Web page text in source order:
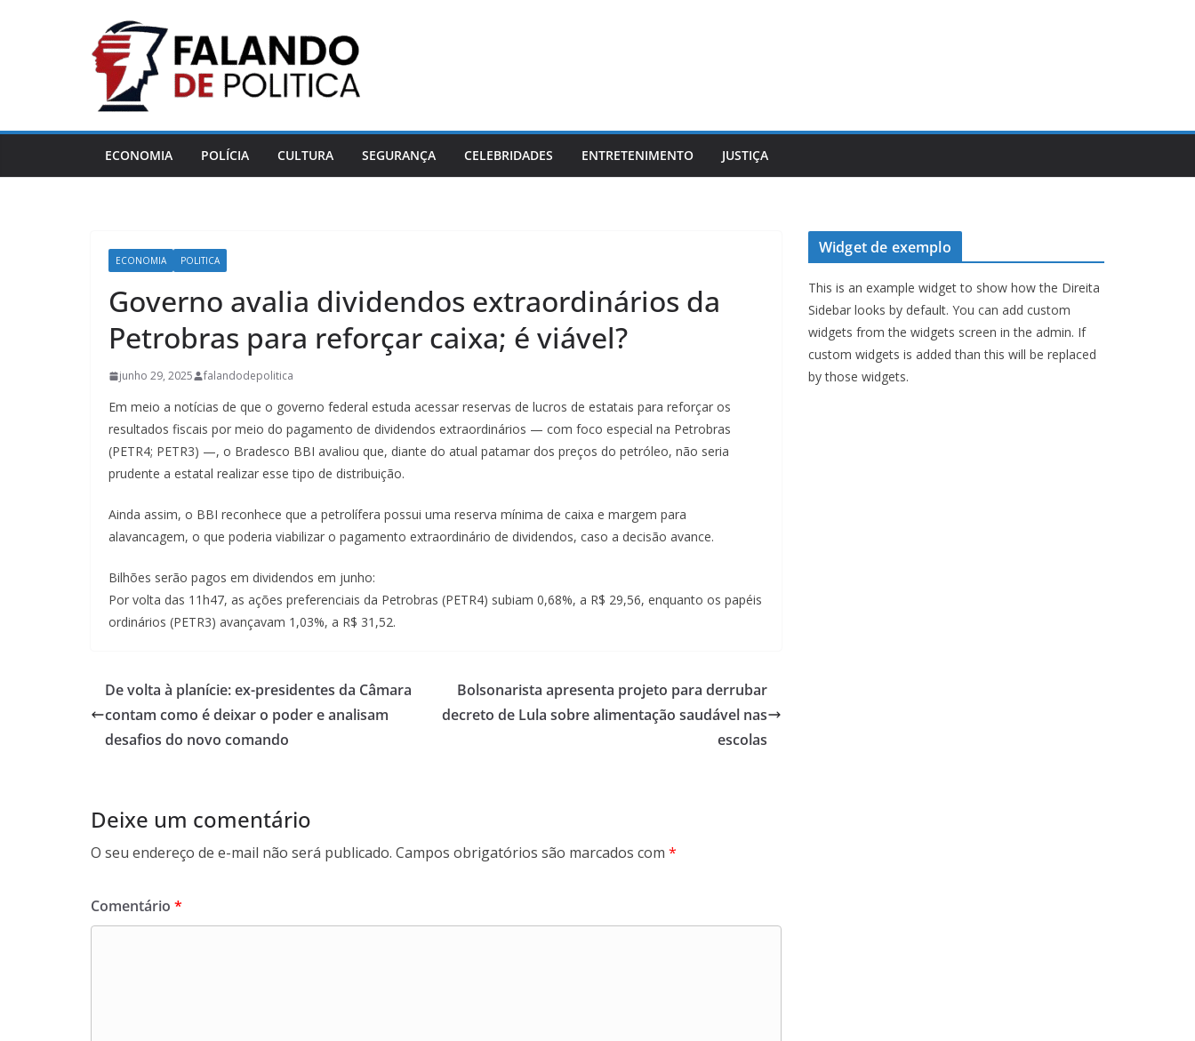
ECONOMIA POLÍCIA CULTURA SEGURANÇA CELEBRIDADES ENTRETENIMENTO JUSTIÇA
ECONOMIA POLITICA
Governo avalia dividendos extraordinários da
Petrobras para reforçar caixa; é viável?
junho 29, 2025 falandodepolitica
Em meio a notícias de que o governo federal estuda acessar reservas de lucros de estatais para reforçar os
resultados fiscais por meio do pagamento de dividendos extraordinários — com foco especial na Petrobras
(PETR4; PETR3) —, o Bradesco BBI avaliou que, diante do atual patamar dos preços do petróleo, não seria
prudente a estatal realizar esse tipo de distribuição.
Ainda assim, o BBI reconhece que a petrolífera possui uma reserva mínima de caixa e margem para
alavancagem, o que poderia viabilizar o pagamento extraordinário de dividendos, caso a decisão avance.
Bilhões serão pagos em dividendos em junho:
Por volta das 11h47, as ações preferenciais da Petrobras (PETR4) subiam 0,68%, a R$ 29,56, enquanto os papéis
ordinários (PETR3) avançavam 1,03%, a R$ 31,52.
De volta à planície: ex-presidentes da Câmara
contam como é deixar o poder e analisam
desafios do novo comando
Bolsonarista apresenta projeto para derrubar
decreto de Lula sobre alimentação saudável nas
escolas
Deixe um comentário
O seu endereço de e-mail não será publicado. Campos obrigatórios são marcados com *
Comentário *
Widget de exemplo
This is an example widget to show how the Direita
Sidebar looks by default. You can add custom
widgets from the widgets screen in the admin. If
custom widgets is added than this will be replaced
by those widgets.